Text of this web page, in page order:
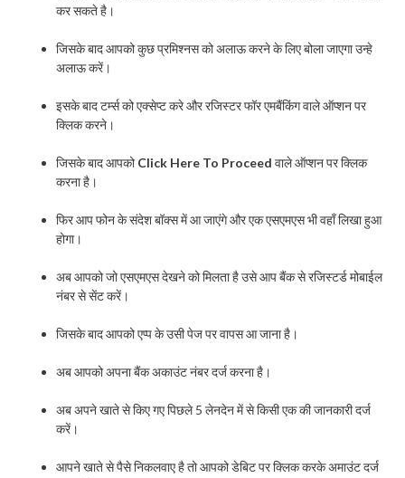
कर सकते है।
जिसके बाद आपको कुछ प्रमिश्नस को अलाऊ करने के लिए बोला जाएगा उन्हे
अलाऊ करें।
इसके बाद टर्म्स को एक्सेप्ट करे और रजिस्टर फॉर एमबैंकिंग वाले ऑप्शन पर
क्लिक करने।
जिसके बाद आपकोClick Here To Proceed वाले ऑप्शन पर क्लिक
करना है।
फिर आप फोन के संदेश बॉक्स में आ जाएंगे और एक एसएमएस भी वहाँ लिखा हुआ
होगा।
अब आपको जो एसएमएस देखने को मिलता है उसे आप बैंक से रजिस्टर्ड मोबाईल
नंबर से सेंट करें।
जिसके बाद आपको एप्प के उसी पेज पर वापस आ जाना है।
अब आपको अपना बैंक अकाउंट नंबर दर्ज करना है।
अब अपने खाते से किए गए पिछले 5 लेनदेन में से किसी एक की जानकारी दर्ज
करें।
आपने खाते से पैसे निकलवाए है तो आपको डेबिट पर क्लिक करके अमाउंट दर्ज